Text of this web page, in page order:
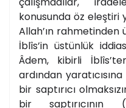
konusunda öz eleştiri
Allah’ın rahmetinden
İblîs’in üstünlük
Âdem, kibirli
ardından
bir saptırıcı
bir saptırıcının